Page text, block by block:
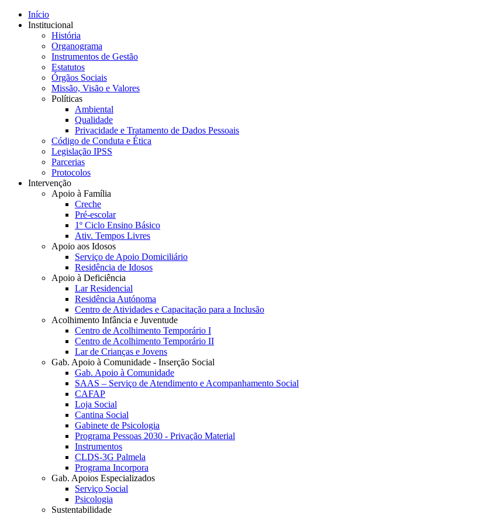
Início
Institucional
História
Organograma
Instrumentos de Gestão
Estatutos
Órgãos Sociais
Missão, Visão e Valores
Políticas
Ambiental
Qualidade
Privacidade e Tratamento de Dados Pessoais
Código de Conduta e Ética
Legislação IPSS
Parcerias
Protocolos
Intervenção
Apoio à Família
Creche
Pré-escolar
1º Ciclo Ensino Básico
Ativ. Tempos Livres
Apoio aos Idosos
Serviço de Apoio Domiciliário
Residência de Idosos
Apoio à Deficiência
Lar Residencial
Residência Autónoma
Centro de Atividades e Capacitação para a Inclusão
Acolhimento Infância e Juventude
Centro de Acolhimento Temporário I
Centro de Acolhimento Temporário II
Lar de Crianças e Jovens
Gab. Apoio à Comunidade - Inserção Social
Gab. Apoio à Comunidade
SAAS – Serviço de Atendimento e Acompanhamento Social
CAFAP
Loja Social
Cantina Social
Gabinete de Psicologia
Programa Pessoas 2030 - Privação Material
Instrumentos
CLDS-3G Palmela
Programa Incorpora
Gab. Apoios Especializados
Serviço Social
Psicologia
Sustentabilidade